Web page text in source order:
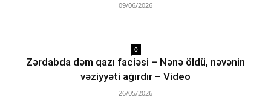
09/06/2026
0
Zərdabda dəm qazı faciəsi – Nənə öldü, nəvənin
vəziyyəti ağırdır – Video
26/05/2026